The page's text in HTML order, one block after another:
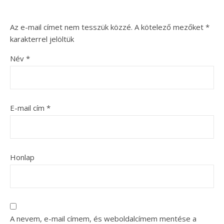
Az e-mail címet nem tesszük közzé. A kötelező mezőket *
karakterrel jelöltük
Név *
E-mail cím *
Honlap
A nevem, e-mail címem, és weboldalcímem mentése a